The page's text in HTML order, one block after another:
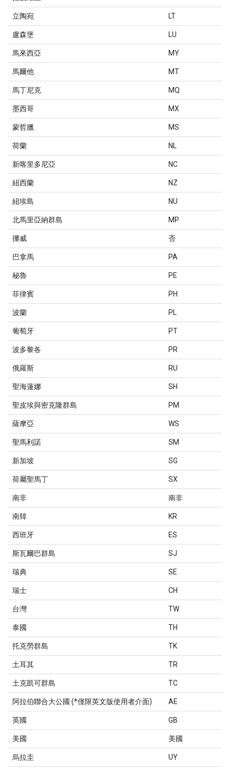
立陶宛 LT
盧森堡 LU
馬來西亞 MY
馬爾他 MT
馬丁尼克 MQ
墨西哥 MX
蒙哲臘 MS
荷蘭 NL
新喀里多尼亞 NC
紐西蘭 NZ
紐埃島 NU
北馬里亞納群島 MP
挪威 否
巴拿馬 PA
秘魯 PE
菲律賓 PH
波蘭 PL
葡萄牙 PT
波多黎各 PR
俄羅斯 RU
聖海蓮娜 SH
聖皮埃與密克隆群島 PM
薩摩亞 WS
聖馬利諾 SM
新加坡 SG
荷屬聖馬丁 SX
南非 南非
南韓 KR
西班牙 ES
斯瓦爾巴群島 SJ
瑞典 SE
瑞士 CH
台灣 TW
泰國 TH
托克勞群島 TK
土耳其 TR
土克凱可群島 TC
阿拉伯聯合大公國 (*僅限英文版使用者介面) AE
英國 GB
美國 美國
烏拉圭 UY